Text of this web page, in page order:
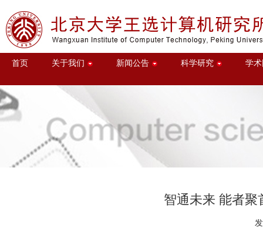
首页 关于我们 新闻公告 科学研究 学
智通未来 能者聚